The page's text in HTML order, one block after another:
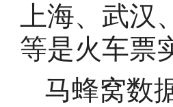
上海、武汉
等是火车票
马蜂窝数